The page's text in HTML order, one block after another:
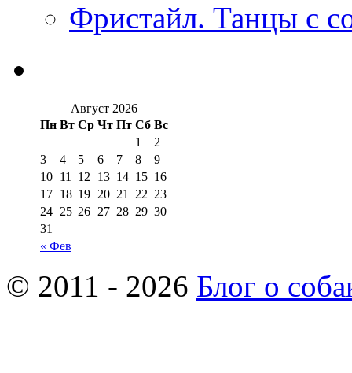
Фристайл. Танцы с
Август 2026
Пн Вт Ср Чт Пт Сб Вс
« Фев
1
2
3
4 5 6 7 8
9
10 11 12 13 14 15 16
17 18 19 20 21 22 23
24 25 26 27 28 29 30
31
© 2011 - 2026 Блог о